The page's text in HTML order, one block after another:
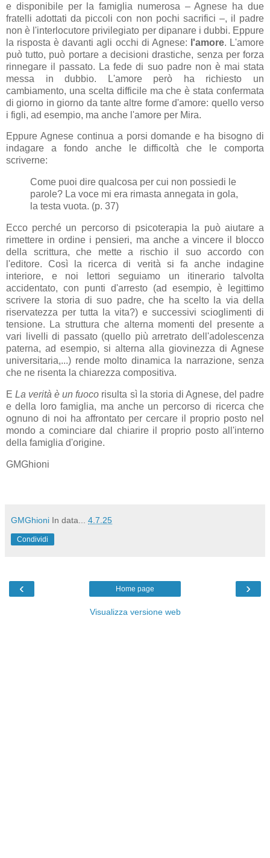
e disponibile per la famiglia numerosa – Agnese ha due
fratelli adottati da piccoli con non pochi sacrifici –, il padre
non è l'interlocutore privilegiato per dipanare i dubbi. Eppure
la risposta è davanti agli occhi di Agnese:
l'amore. L'amore
può tutto, può portare a decisioni drastiche, senza per forza
rinnegare il passato. La fede di suo padre non è mai stata
messa in dubbio. L'amore però ha richiesto un
cambiamento, una scelta difficile ma che è stata confermata
di giorno in giorno da tante altre forme d'amore: quello verso
i figli, ad esempio, ma anche l'amore per Mira.
Eppure Agnese continua a porsi domande e ha bisogno di
indagare a fondo anche le difficoltà che le comporta
scriverne:
Come puoi dire qualcosa per cui non possiedi le
parole? La voce mi era rimasta annegata in gola,
la testa vuota. (p. 37)
Ecco perché un percorso di psicoterapia la può aiutare a
rimettere in ordine i pensieri, ma anche a vincere il blocco
della scrittura, che mette a rischio il suo accordo con
l'editore. Così la ricerca di verità si fa anche indagine
interiore, e noi lettori seguiamo un itinerario talvolta
accidentato, con punti d'arresto (ad esempio, è legittimo
scrivere la storia di suo padre, che ha scelto la via della
riservatezza per tutta la vita?) e successivi scioglimenti di
tensione. La struttura che alterna momenti del presente a
vari livelli di passato (quello più arretrato dell'adolescenza
paterna, ad esempio, si alterna alla giovinezza di Agnese
universitaria,...) rende molto dinamica la narrazione, senza
che ne risenta la chiarezza compositiva.
ELa verità è un fuoco risulta sì la storia di Agnese, del padre
e della loro famiglia, ma anche un percorso di ricerca che
ognuno di noi ha affrontato per cercare il proprio posto nel
mondo a cominciare dal chiarire il proprio posto all'interno
della famiglia d'origine.
GMGhioni
GMGhioni In data... 4.7.25
Condividi
‹ ›
Home page
Visualizza versione web